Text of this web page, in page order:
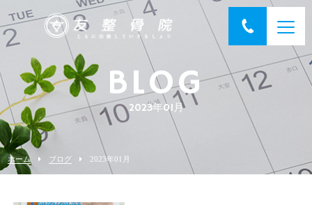
BLOG
2023年01月
ホーム ブログ 2023年01月